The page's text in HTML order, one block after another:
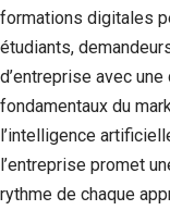
formations digitales
étudiants,
d’entreprise avec
fondamentaux du
l’intelligence
l’entreprise promet
rythme de chaque